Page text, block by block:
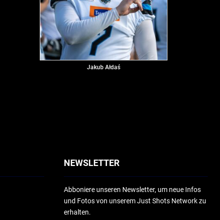
Jakub Ałdaś
NEWSLETTER
Abboniere unseren Newsletter, um neue Infos
und Fotos von unserem Just Shots Network zu
erhalten.